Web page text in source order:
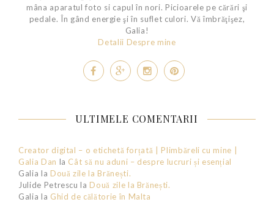
mâna aparatul foto si capul în nori. Picioarele pe cărări şi
pedale. În gând energie şi în suflet culori. Vă îmbrăţişez,
Galia!
Detalii Despre mine
ULTIMELE COMENTARII
Creator digital – o etichetă forțată | Plimbăreli cu mine |
Galia Dan la Cât să nu aduni – despre lucruri și esențial
Galia la Două zile la Brănești.
Julide Petrescu la Două zile la Brănești.
Galia la Ghid de călătorie în Malta